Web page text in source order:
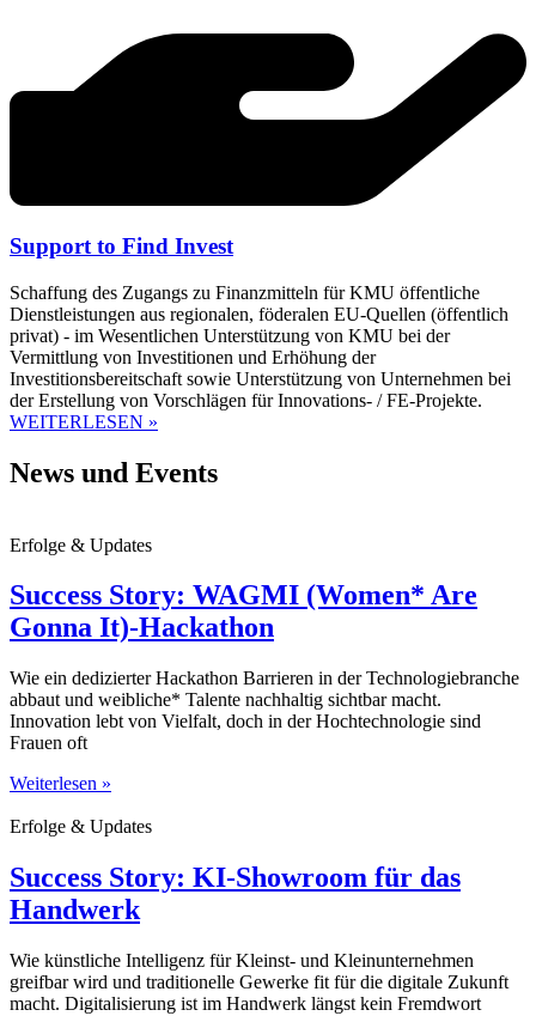
Support to Find Invest
Schaffung des Zugangs zu Finanzmitteln für KMU öffentliche
Dienstleistungen aus regionalen, föderalen EU-Quellen (öffentlich
privat) - im Wesentlichen Unterstützung von KMU bei der
Vermittlung von Investitionen und Erhöhung der
Investitionsbereitschaft sowie Unterstützung von Unternehmen bei
der Erstellung von Vorschlägen für Innovations- / FE-Projekte.
WEITERLESEN »
News und Events
Erfolge & Updates
Success Story: WAGMI (Women* Are
Gonna It)-Hackathon
Wie ein dedizierter Hackathon Barrieren in der Technologiebranche
abbaut und weibliche* Talente nachhaltig sichtbar macht.
Innovation lebt von Vielfalt, doch in der Hochtechnologie sind
Frauen oft
Weiterlesen »
Erfolge & Updates
Success Story: KI-Showroom für das
Handwerk
Wie künstliche Intelligenz für Kleinst- und Kleinunternehmen
greifbar wird und traditionelle Gewerke fit für die digitale Zukunft
macht. Digitalisierung ist im Handwerk längst kein Fremdwort